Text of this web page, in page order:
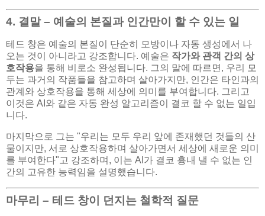
4. 결말 – 예술의 본질과 인간만이 할 수 있는 일
테드 창은 예술의 본질이 단순히 모방이나 자동 생성에서 나
오는 것이 아니라고 강조합니다. 예술은 작가와 관객 간의 상
호작용을 통해 비로소 완성됩니다. 그의 말에 따르면, 우리 모
두는 과거의 작품들을 참고하며 살아가지만, 인간은 타인과의
관계와 상호작용을 통해 세상에 의미를 부여합니다. 그리고
이것은 AI와 같은 자동 완성 알고리즘이 결코 할 수 없는 일입
니다.
마지막으로 그는 "우리는 모두 우리 앞에 존재했던 것들의 산
물이지만, 서로 상호작용하며 살아가면서 세상에 새로운 의미
를 부여한다"고 강조하며, 이는 AI가 결코 흉내 낼 수 없는 인
간의 고유한 능력임을 설명했습니다.
마무리 – 테드 창이 던지는 철학적 질문